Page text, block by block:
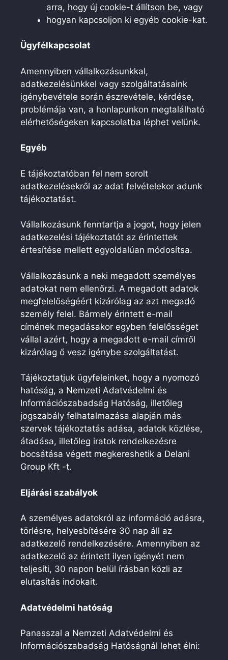
arra, hogy új cookie-t állítson be, vagy
hogyan kapcsoljon ki egyéb cookie-kat.
Ügyfélkapcsolat
Amennyiben vállalkozásunkkal,
adatkezelésünkkel vagy szolgáltatásaink
igénybevétele során észrevétele, kérdése,
problémája van, a honlapunkon megtalálható
elérhetőségeken kapcsolatba léphet velünk.
Egyéb
E tájékoztatóban fel nem sorolt
adatkezelésekről az adat felvételekor adunk
tájékoztatást.
Vállalkozásunk fenntartja a jogot, hogy jelen
adatkezelési tájékoztatót az érintettek
értesítése mellett egyoldalúan módosítsa.
Vállalkozásunk a neki megadott személyes
adatokat nem ellenőrzi. A megadott adatok
megfelelőségéért kizárólag az azt megadó
személy felel. Bármely érintett e-mail
címének megadásakor egyben felelősséget
vállal azért, hogy a megadott e-mail címről
kizárólag ő vesz igénybe szolgáltatást.
Tájékoztatjuk ügyfeleinket, hogy a nyomozó
hatóság, a Nemzeti Adatvédelmi és
Információszabadság Hatóság, illetőleg
jogszabály felhatalmazása alapján más
szervek tájékoztatás adása, adatok közlése,
átadása, illetőleg iratok rendelkezésre
bocsátása végett megkereshetik a Delani
Group Kft -t.
Eljárási szabályok
A személyes adatokról az információ adásra,
törlésre, helyesbítésére 30 nap áll az
adatkezelő rendelkezésére. Amennyiben az
adatkezelő az érintett ilyen igényét nem
teljesíti, 30 napon belül írásban közli az
elutasítás indokait.
Adatvédelmi hatóság
Panasszal a Nemzeti Adatvédelmi és
Információszabadság Hatóságnál lehet élni: